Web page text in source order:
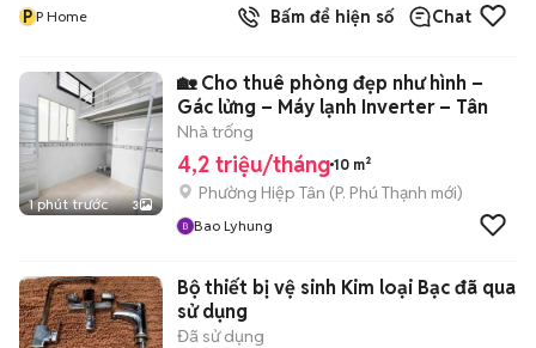
P P Home Bấm để hiện số Chat
1 phút trước 3
🏡 Cho thuê phòng đẹp như hình –
Gác lửng – Máy lạnh Inverter – Tân
Nhà trống
4,2 triệu/tháng 10 m²
Phường Hiệp Tân (P. Phú Thạnh mới)
Bao Lyhung
Bộ thiết bị vệ sinh Kim loại Bạc đã qua
sử dụng
Đã sử dụng